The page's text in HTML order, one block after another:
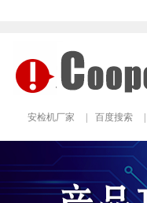
安检机厂家 百度搜索